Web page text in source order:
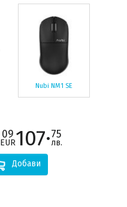
Nubi NM1 SE
09
EUR107·75
лв.
Добави